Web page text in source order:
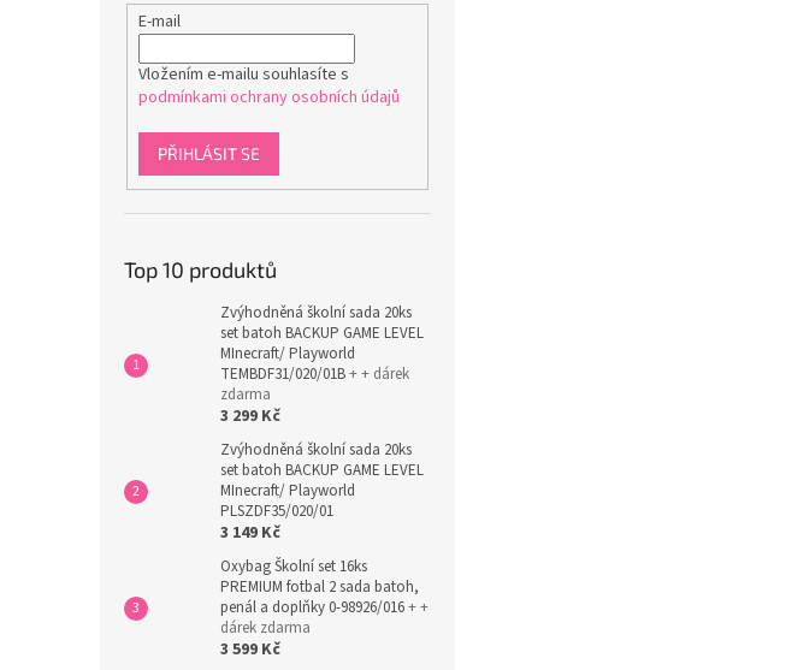
E-mail
Vložením e-mailu souhlasíte s
podmínkami ochrany osobních údajů
PŘIHLÁSIT SE
Top 10 produktů
Zvýhodněná školní sada 20ks
set batoh BACKUP GAME LEVEL
MInecraft/ Playworld
TEMBDF31/020/01B+ + dárek
zdarma
3 299 Kč
Zvýhodněná školní sada 20ks
set batoh BACKUP GAME LEVEL
MInecraft/ Playworld
PLSZDF35/020/01
3 149 Kč
Oxybag Školní set 16ks
PREMIUM fotbal 2 sada batoh,
penál a doplňky 0-98926/016+ +
dárek zdarma
3 599 Kč